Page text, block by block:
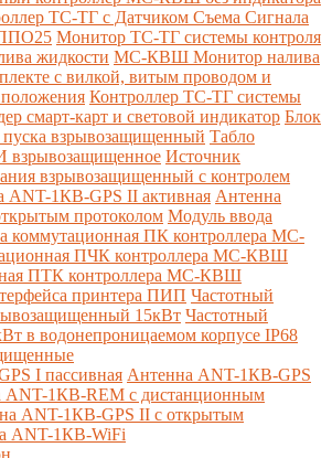
ТС-ТГ с Датчиком Съема Сигнала
Монитор ТС-ТГ системы контроля
жидкости МС-КВШ Монитор налива
с вилкой, витым проводом и
положения Контроллер ТС-ТГ системы
смарт-карт и световой индикатор Блок
пуска взрывозащищенный Табло
взрывозащищенное Источник
взрывозащищенный с контролем
ANT-1КВ-GPS II активная Антенна
протоколом Модуль ввода
коммутационная ПК контроллера МС-
ПЧК контроллера МС-КВШ
ПТК контроллера МС-КВШ
принтера ПИП Частотный
15кВт Частотный
в водонепроницаемом корпусе IP68
I пассивная Антенна ANT-1КВ-GPS
ANT-1КВ-REM c дистанционным
ANT-1КВ-GPS II с открытым
ANT-1КВ-WiFi